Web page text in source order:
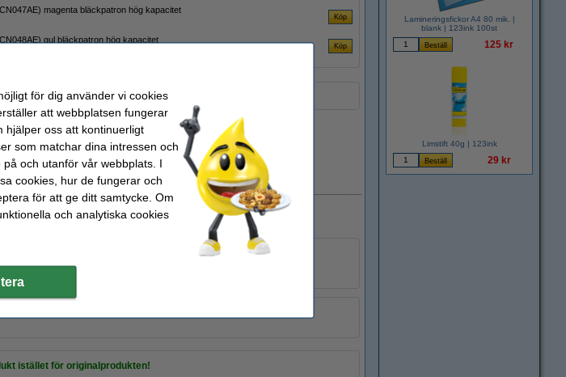
magenta bläckpatron hög kapacitet
gul bläckpatron hög kapacitet
istället för originalprodukten!
i lager
26ml(varumärket 123ink).
istället för originalprodukten!
Lamineringsfickor A4 80 mik. |
blank | 123ink 100st
125 kr
Limstift 40g | 123ink
29 kr
för dig använder vi cookies
att webbplatsen fungerar
hjälper oss att kontinuerligt
som matchar dina intressen och
och utanför vår webbplats. I
cookies, hur de fungerar och
för att ge ditt samtycke. Om
och analytiska cookies